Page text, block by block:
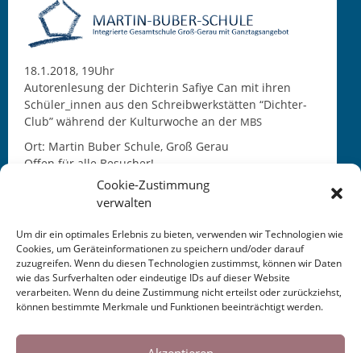
Cookies helfen uns bei der Bereitstellung
Cookie-Zustimmung
verwalten
Um dir ein optimales Erlebnis zu bieten, verwenden wir Technologien wie
Cookies, um Geräteinformationen zu speichern und/oder darauf
zuzugreifen. Wenn du diesen Technologien zustimmst, können wir Daten
wie das Surfverhalten oder eindeutige IDs auf dieser Website
verarbeiten. Wenn du deine Zustimmung nicht erteilst oder zurückziehst,
können bestimmte Merkmale und Funktionen beeinträchtigt werden.
18.1.2018, 19Uhr
Autorenlesung der Dichterin Safiye Can mit ihren
Schüler_innen aus den Schreibwerkstätten “Dichter-
Club” während der Kulturwoche an der MBS
Ort: Martin Buber Schule, Groß Gerau
Offen für alle Besucher!
This entry was posted inKALENDER. Bookmark the
permalink.
Schreibwerkstatt Groß